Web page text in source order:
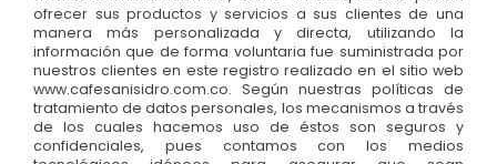
ofrecer sus productos y servicios a sus clientes de una
manera más personalizada y directa, utilizando la
información que de forma voluntaria fue suministrada por
nuestros clientes en este registro realizado en el sitio web
www.cafesanisidro.com.co. Según nuestras políticas de
tratamiento de datos personales, los mecanismos a través
de los cuales hacemos uso de éstos son seguros y
confidenciales, pues contamos con los medios